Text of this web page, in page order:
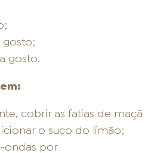
gosto;
gosto.
cobrir as fatias de maçã
o suco do limão;
ondas por